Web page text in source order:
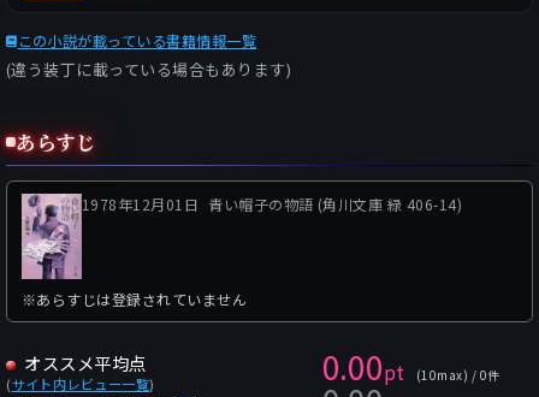
この小説が載っている書籍情報一覧
(違う装丁に載っている場合もあります)
あらすじ
1978年12月01日 青い帽子の物語 (角川文庫 緑 406-14)
※あらすじは登録されていません
オススメ平均点
(サイト内レビュー一覧)
0.00pt (10max) / 0件